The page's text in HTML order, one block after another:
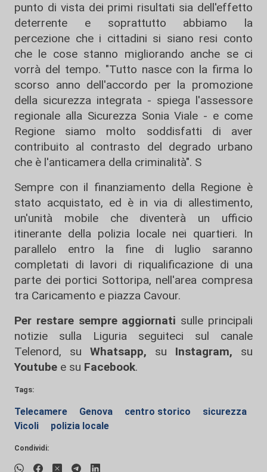
punto di vista dei primi risultati sia dell'effetto
deterrente e soprattutto abbiamo la
percezione che i cittadini si siano resi conto
che le cose stanno migliorando anche se ci
vorrà del tempo. "Tutto nasce con la firma lo
scorso anno dell'accordo per la promozione
della sicurezza integrata - spiega l'assessore
regionale alla Sicurezza Sonia Viale - e come
Regione siamo molto soddisfatti di aver
contribuito al contrasto del degrado urbano
che è l'anticamera della criminalità". S
Sempre con il finanziamento della Regione è
stato acquistato, ed è in via di allestimento,
un'unità mobile che diventerà un ufficio
itinerante della polizia locale nei quartieri. In
parallelo entro la fine di luglio saranno
completati di lavori di riqualificazione di una
parte dei portici Sottoripa, nell'area compresa
tra Caricamento e piazza Cavour.
Per restare sempre aggiornati sulle principali
notizie sulla Liguria seguiteci sul canale
Telenord, su
Whatsapp, su Instagram, su
Youtube e su Facebook.
Tags:
Telecamere Genova centro storico
sicurezza
Vicoli
polizia locale
Condividi: